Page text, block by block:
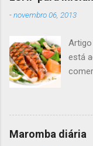
-novembro 06, 2013
está
carb,
Maromba diária